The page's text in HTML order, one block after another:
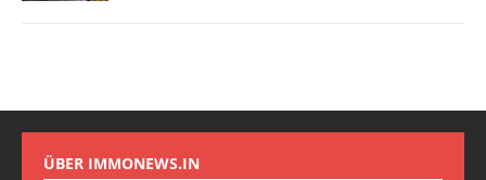
ÜBER IMMONEWS.IN